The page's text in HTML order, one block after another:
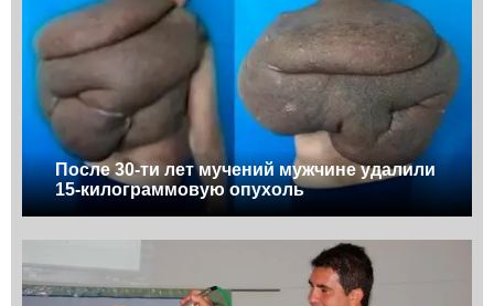
После 30-ти лет мучений мужчине удалили
15-килограммовую опухоль